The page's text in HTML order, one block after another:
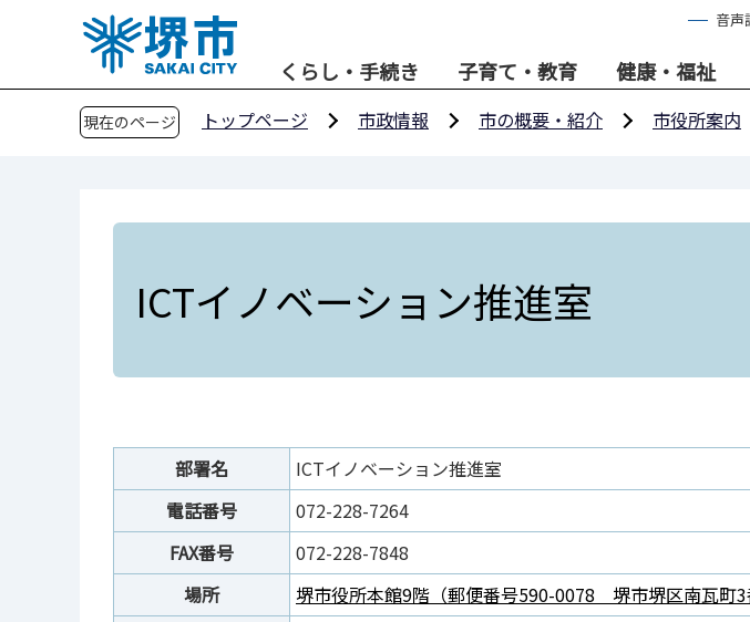
音声
くらし・手続き 子育て・教育 健康・福祉
現在のページ トップページ 市政情報 市の概要・紹介 市役所案内
ICTイノベーション推進室
部署名
ICTイノベーション推進室
電話番号
072-228-7264
FAX番号
072-228-7848
場所
堺市役所本館9階（郵便番号590-0078 堺市堺区南瓦町3